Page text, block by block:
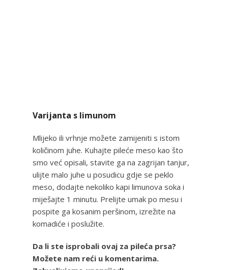
Varijanta s limunom
Mlijeko ili vrhnje možete zamijeniti s istom
količinom juhe. Kuhajte pileće meso kao što
smo već opisali, stavite ga na zagrijan tanjur,
ulijte malo juhe u posudicu gdje se peklo
meso, dodajte nekoliko kapi limunova soka i
miješajte 1 minutu. Prelijte umak po mesu i
pospite ga kosanim peršinom, izrežite na
komadiće i poslužite.
Da li ste isprobali ovaj za pileća prsa?
Možete nam reći u komentarima.